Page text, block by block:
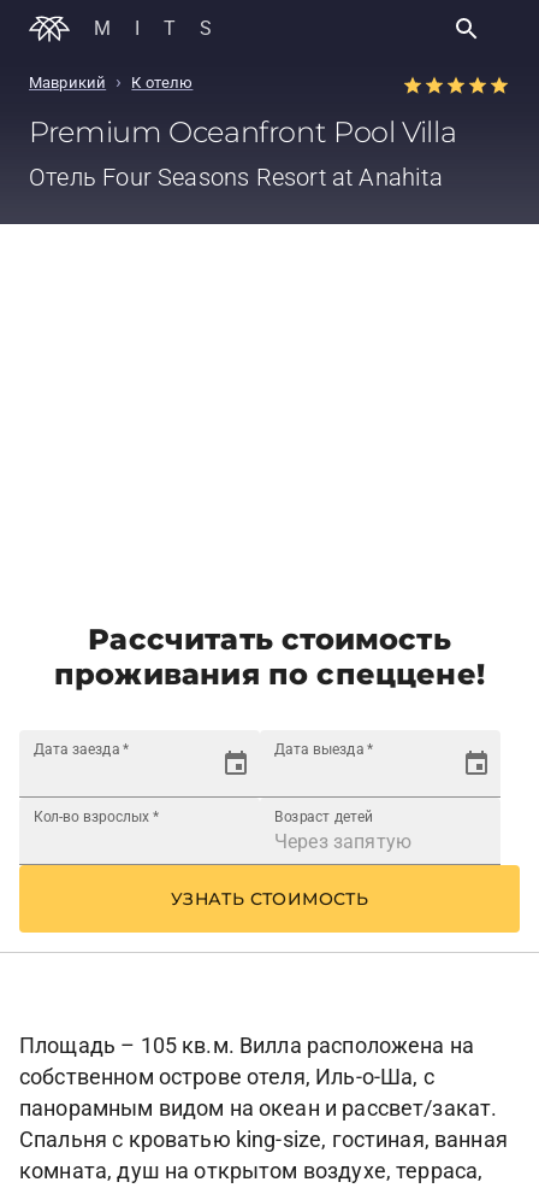
MITS
Маврикий › К отелю
Premium Oceanfront Pool Villa
Отель Four Seasons Resort at Anahita
Рассчитать стоимость
проживания по спеццене!
Дата заезда * Дата выезда *
Кол-во взрослых * Возраст детей
УЗНАТЬ СТОИМОСТЬ
Площадь – 105 кв.м. Вилла расположена на
собственном острове отеля, Иль-о-Ша, с
панорамным видом на океан и рассвет/закат.
Спальня с кроватью king-size, гостиная, ванная
комната, душ на открытом воздухе, терраса,